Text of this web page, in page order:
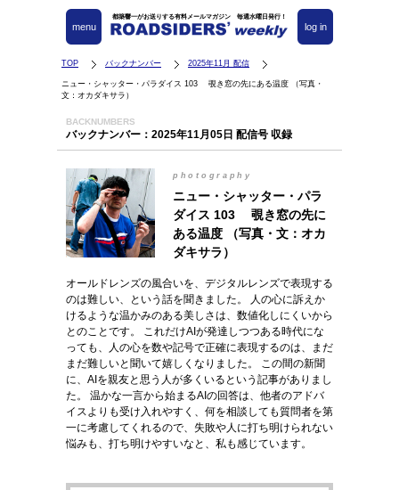
都築響一がお送りする有料メールマガジン 毎週水曜日発行！
log in
menu
TOP バックナンバー 2025年11月 配信
ニュー・シャッター・パラダイス 103 覗き窓の先にある温度 （写真・
文：オカダキサラ）
BACKNUMBERS
バックナンバー：2025年11月05日 配信号 収録
photography
ニュー・シャッター・パラ
ダイス 103 覗き窓の先に
ある温度 （写真・文：オカ
ダキサラ）
オールドレンズの風合いを、デジタルレンズで表現する
のは難しい、という話を聞きました。 人の心に訴えか
けるような温かみのある美しさは、数値化しにくいから
とのことです。 これだけAIが発達しつつある時代にな
っても、人の心を数や記号で正確に表現するのは、まだ
まだ難しいと聞いて嬉しくなりました。 この間の新聞
に、AIを親友と思う人が多くいるという記事がありまし
た。 温かな一言から始まるAIの回答は、他者のアドバ
イスよりも受け入れやすく、何を相談しても質問者を第
一に考慮してくれるので、失敗や人に打ち明けられない
悩みも、打ち明けやすいなと、私も感じています。